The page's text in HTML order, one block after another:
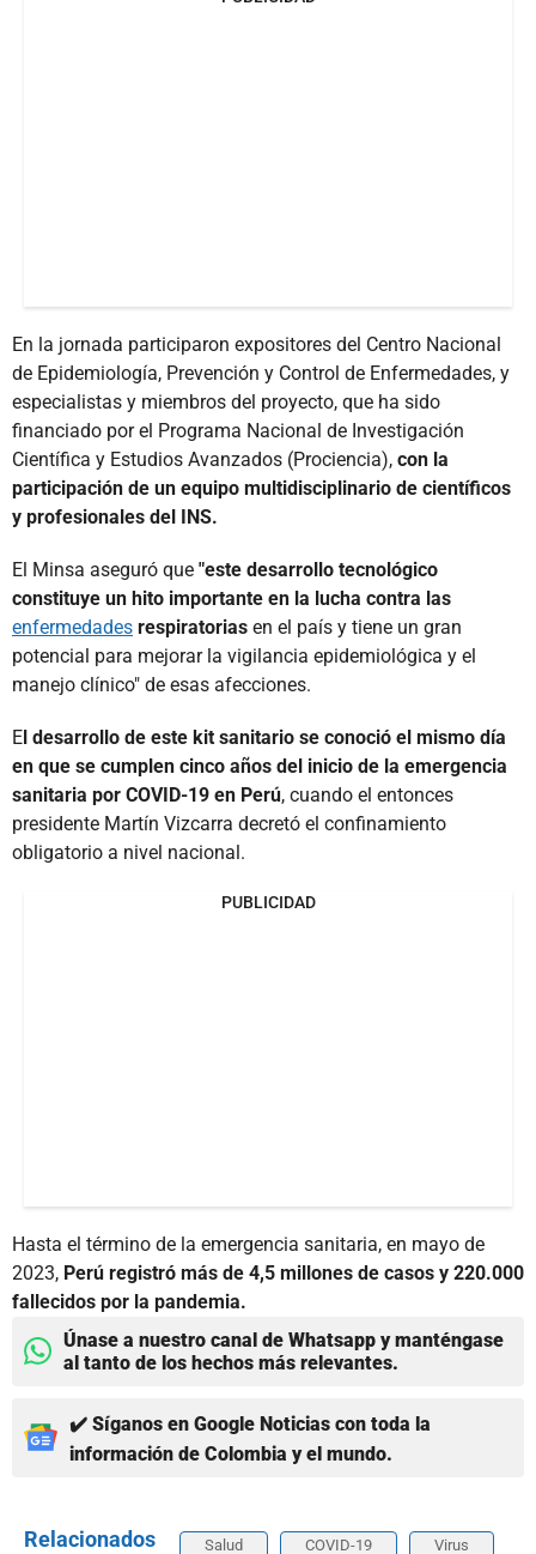
En la jornada participaron expositores del Centro Nacional
de Epidemiología, Prevención y Control de Enfermedades, y
especialistas y miembros del proyecto, que ha sido
financiado por el Programa Nacional de Investigación
Científica y Estudios Avanzados (Prociencia), con la
participación de un equipo multidisciplinario de científicos
y profesionales del INS.
El Minsa aseguró que "este desarrollo tecnológico
constituye un hito importante en la lucha contra las
enfermedades respiratorias en el país y tiene un gran
potencial para mejorar la vigilancia epidemiológica y el
manejo clínico" de esas afecciones.
El desarrollo de este kit sanitario se conoció el mismo día
en que se cumplen cinco años del inicio de la emergencia
sanitaria por COVID-19 en Perú, cuando el entonces
presidente Martín Vizcarra decretó el confinamiento
obligatorio a nivel nacional.
PUBLICIDAD
Hasta el término de la emergencia sanitaria, en mayo de
2023, Perú registró más de 4,5 millones de casos y 220.000
fallecidos por la pandemia.
Únase a nuestro canal de Whatsapp y manténgase
al tanto de los hechos más relevantes.
✔️ Síganos en Google Noticias con toda la
información de Colombia y el mundo.
Relacionados Salud COVID-19 Virus